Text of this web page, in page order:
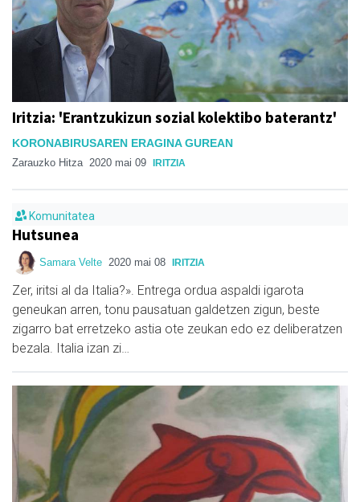
Iritzia: 'Erantzukizun sozial kolektibo baterantz'
KORONABIRUSAREN ERAGINA GUREAN
Zarauzko Hitza 2020 mai 09 IRITZIA
Komunitatea
Hutsunea
Samara Velte 2020 mai 08 IRITZIA
Zer, iritsi al da Italia?». Entrega ordua aspaldi igarota
geneukan arren, tonu pausatuan galdetzen zigun, beste
zigarro bat erretzeko astia ote zeukan edo ez deliberatzen
bezala. Italia izan zi…